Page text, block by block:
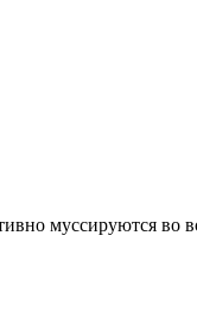
муссируются